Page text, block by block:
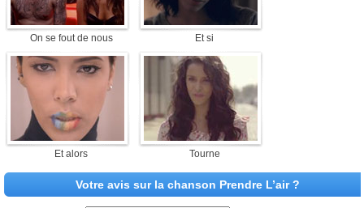
On se fout de nous Et si
Et alors Tourne
Votre avis sur la chanson Prendre L’air ?